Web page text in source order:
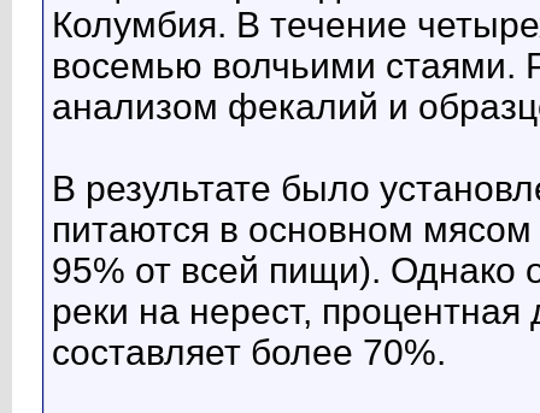
Колумбия. В течение
восемью волчьими стаями.
анализом фекалий и
В результате было
питаются в основном
95% от всей пищи). Однако
реки на нерест,
составляет более 70%.